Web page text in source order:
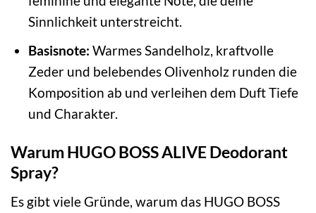
Sinnlichkeit unterstreicht.
Basisnote: Warmes Sandelholz, kraftvolle
Zeder und belebendes Olivenholz runden die
Komposition ab und verleihen dem Duft Tiefe
und Charakter.
Warum HUGO BOSS ALIVE Deodorant
Spray?
Es gibt viele Gründe, warum das HUGO BOSS